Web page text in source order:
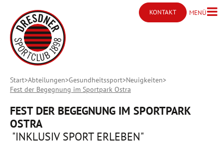
KONTAKT
Kontakt öffnen
MENÜMenü
Start Abteilungen Gesundheitssport Neuigkeiten
Fest der Begegnung im Sportpark Ostra
FEST DER BEGEGNUNG IM SPORTPARK
OSTRA
"INKLUSIV SPORT ERLEBEN"